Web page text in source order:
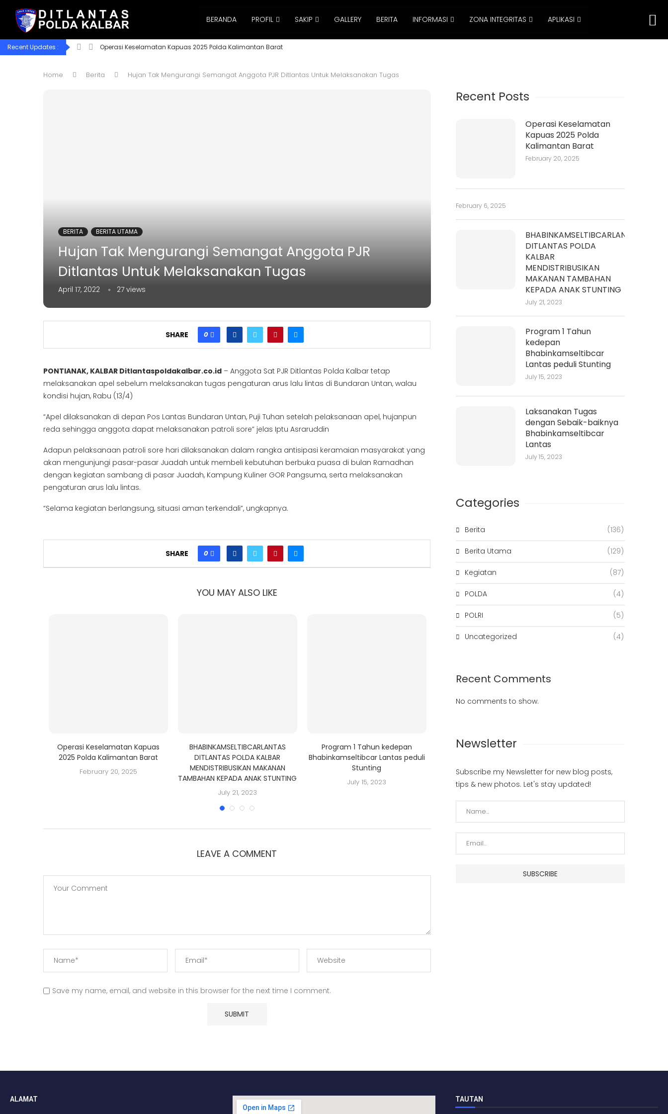
BERANDA PROFIL SAKIP GALLERY BERITA INFORMASI ZONA INTEGRITAS APLIKASI
Recent Updates : Operasi Keselamatan Kapuas 2025 Polda Kalimantan Barat
Home Berita Hujan Tak Mengurangi Semangat Anggota PJR Ditlantas Untuk Melaksanakan Tugas
BERITA BERITA UTAMA
Hujan Tak Mengurangi Semangat Anggota PJR
Ditlantas Untuk Melaksanakan Tugas
April 17, 2022 27 views
SHARE 0
PONTIANAK, KALBAR Ditlantaspoldakalbar.co.id – Anggota Sat PJR Ditlantas Polda Kalbar tetap
melaksanakan apel sebelum melaksanakan tugas pengaturan arus lalu lintas di Bundaran Untan, walau
kondisi hujan, Rabu (13/4)
“Apel dilaksanakan di depan Pos Lantas Bundaran Untan, Puji Tuhan setelah pelaksanaan apel, hujanpun
reda sehingga anggota dapat melaksanakan patroli sore” jelas Iptu Asraruddin
Adapun pelaksanaan patroli sore hari dilaksanakan dalam rangka antisipasi keramaian masyarakat yang
akan mengunjungi pasar-pasar Juadah untuk membeli kebutuhan berbuka puasa di bulan Ramadhan
dengan kegiatan sambang di pasar Juadah, Kampung Kuliner GOR Pangsuma, serta melaksanakan
pengaturan arus lalu lintas.
“Selama kegiatan berlangsung, situasi aman terkendali”, ungkapnya.
SHARE 0
YOU MAY ALSO LIKE
Operasi Keselamatan Kapuas
2025 Polda Kalimantan Barat
February 20, 2025
BHABINKAMSELTIBCARLANTAS
DITLANTAS POLDA KALBAR
MENDISTRIBUSIKAN MAKANAN
TAMBAHAN KEPADA ANAK STUNTING
July 21, 2023
Program 1 Tahun kedepan
Bhabinkamseltibcar Lantas peduli
Stunting
July 15, 2023
Laksanakan Tugas dengan
Bhabinkamseltibcar Lantas
July 15, 2023
Tua Asuh Bagi...
LEAVE A COMMENT
Save my name, email, and website in this browser for the next time I comment.
Recent Posts
Operasi Keselamatan
Kapuas 2025 Polda
Kalimantan Barat
February 20, 2025
February 6, 2025
BHABINKAMSELTIBCARLANTAS
DITLANTAS POLDA
KALBAR
MENDISTRIBUSIKAN
MAKANAN TAMBAHAN
KEPADA ANAK STUNTING
July 21, 2023
Program 1 Tahun
kedepan
Bhabinkamseltibcar
Lantas peduli Stunting
July 15, 2023
Laksanakan Tugas
dengan Sebaik-baiknya
Bhabinkamseltibcar
Lantas
July 15, 2023
Categories
Berita (136)
Berita Utama (129)
Kegiatan (87)
POLDA (4)
POLRI (5)
Uncategorized (4)
Recent Comments
No comments to show.
Newsletter
Subscribe my Newsletter for new blog posts,
tips & new photos. Let's stay updated!
ALAMAT TAUTAN